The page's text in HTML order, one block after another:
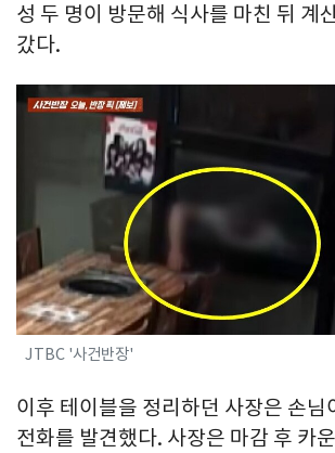
성 두 명이 방문해 식사를 마친 뒤 계
갔다.
JTBC '사건반장'
이후 테이블을 정리하던 사장은 손님
전화를 발견했다. 사장은 마감 후 카